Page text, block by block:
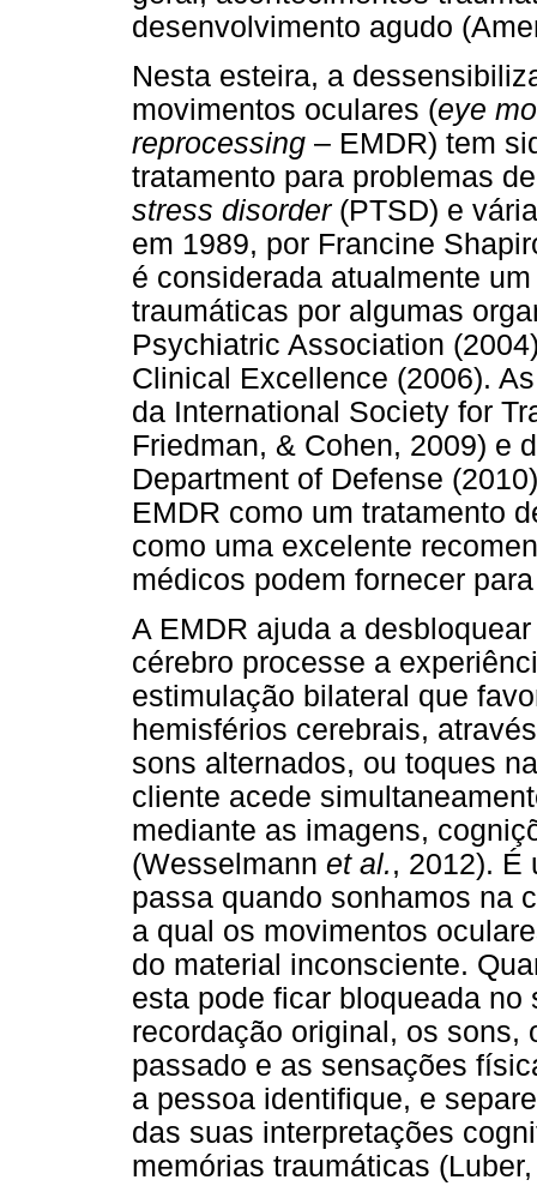
desenvolvimento agudo
Nesta esteira, a
movimentos oculares (eye
reprocessing – EMDR) tem
tratamento para problemas
stress disorder (PTSD) e
em 1989, por Francine
é considerada atualmente
traumáticas por algumas
Psychiatric Association
Clinical Excellence (2006).
da International Society for
Friedman, & Cohen, 2009) e
Department of Defense
EMDR como um tratamento
como uma excelente
médicos podem fornecer
A EMDR ajuda a
cérebro processe a
estimulação bilateral que
hemisférios cerebrais,
sons alternados, ou toques
cliente acede
mediante as imagens,
(Wesselmann et al., 2012). É
passa quando sonhamos na
a qual os movimentos
do material inconsciente.
esta pode ficar bloqueada
recordação original, os sons,
passado e as sensações
a pessoa identifique, e
das suas interpretações
memórias traumáticas